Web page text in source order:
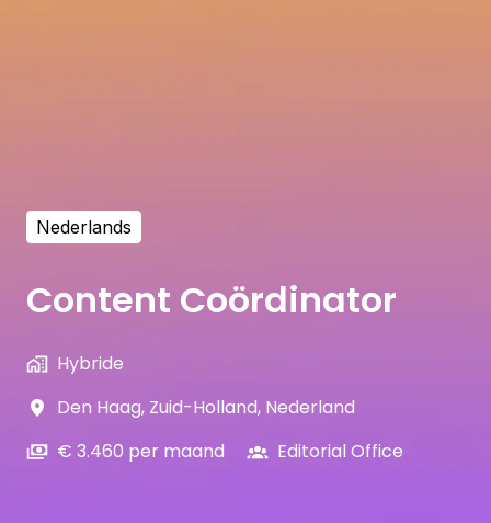
Nederlands
Content Coördinator
Hybride
Den Haag, Zuid-Holland, Nederland
€ 3.460 per maand
Editorial Office